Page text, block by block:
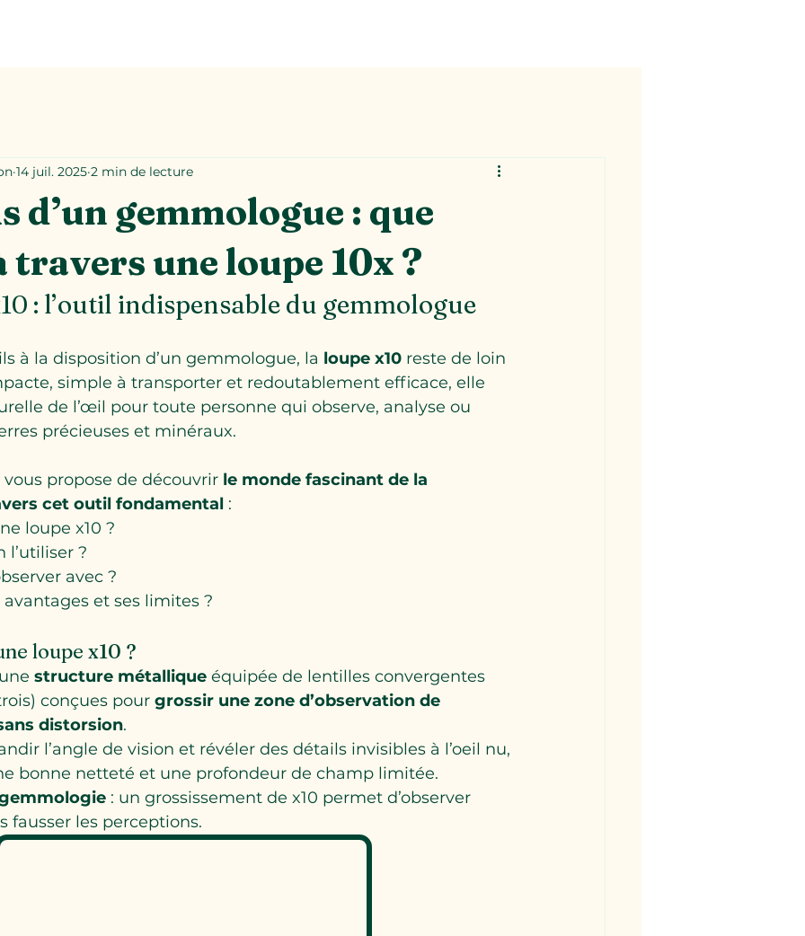
d’un gemmologue : que
travers une loupe 10x ?
14 juil. 2025 2 min de lecture
: l’outil indispensable du gemmologue
à la disposition d’un gemmologue, la loupe x10 reste de loin
simple à transporter et redoutablement efficace, elle
de l’œil pour toute personne qui observe, analyse ou
précieuses et minéraux.
propose de découvrir le monde fascinant de la
cet outil fondamental :
loupe x10 ?
l’utiliser ?
avec ?
avantages et ses limites ?
loupe x10 ?
structure métallique équipée de lentilles convergentes
conçues pour grossir une zone d’observation de
distorsion.
l’angle de vision et révéler des détails invisibles à l’oeil nu,
bonne netteté et une profondeur de champ limitée.
: un grossissement de x10 permet d’observer
fausser les perceptions.